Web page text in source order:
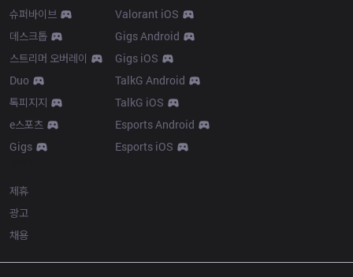
슈퍼바이브
데스크톱
스트리머 오버레이
Duo
톡피지지
e스포츠
Gigs
Valorant iOS
Gigs Android
Gigs iOS
TalkG Android
TalkG iOS
Esports Android
Esports iOS
제휴
광고
채용